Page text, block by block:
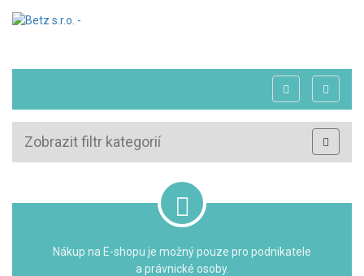
Zobrazit filtr kategorií
Nákup na E-shopu je možný pouze pro podnikatele
a právnické osoby.